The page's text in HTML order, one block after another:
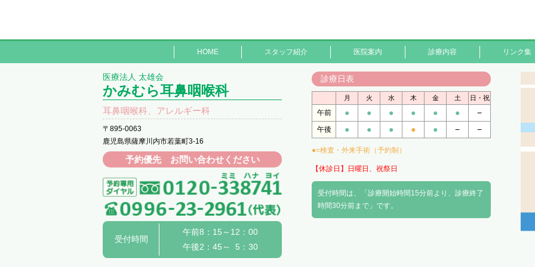
HOME スタッフ紹介 医院案内 診療内容 リンク集
医療法人 太雄会
かみむら耳鼻咽喉科
耳鼻咽喉科、アレルギー科
〒895-0063
鹿児島県薩摩川内市若葉町3-16
予約優先 お問い合わせください
受付時間
午前8：15～12：00
午後2：45～ 5：30
診療日表
月 火 水 木 金 土 日・祝
午前 ● ● ● ● ● ● −
午後 ● ● ● ● ● − −
●=検査・外来手術（予約制）
【休診日】日曜日、祝祭日
受付時間は、「診療開始時間15分前より、診療終了
時間30分前まで」です。